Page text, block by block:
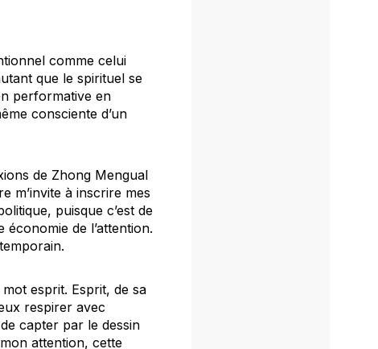
comme celui
que le spirituel se
performative en
consciente d’un
de Zhong Mengual
m’invite à inscrire mes
puisque c’est de
de l’attention.
esprit. Esprit, de sa
respirer avec
capter par le dessin
attention, cette